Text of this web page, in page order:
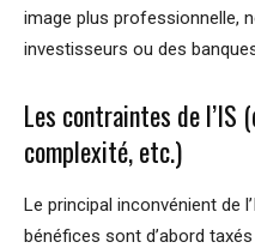
image plus professionnelle,
investisseurs ou des
Les contraintes de l’IS
complexité, etc.)
Le principal inconvénient de
bénéfices sont d’abord